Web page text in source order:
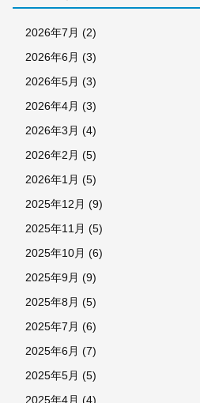
2026年7月 (2)
2026年6月 (3)
2026年5月 (3)
2026年4月 (3)
2026年3月 (4)
2026年2月 (5)
2026年1月 (5)
2025年12月 (9)
2025年11月 (5)
2025年10月 (6)
2025年9月 (9)
2025年8月 (5)
2025年7月 (6)
2025年6月 (7)
2025年5月 (5)
2025年4月 (4)